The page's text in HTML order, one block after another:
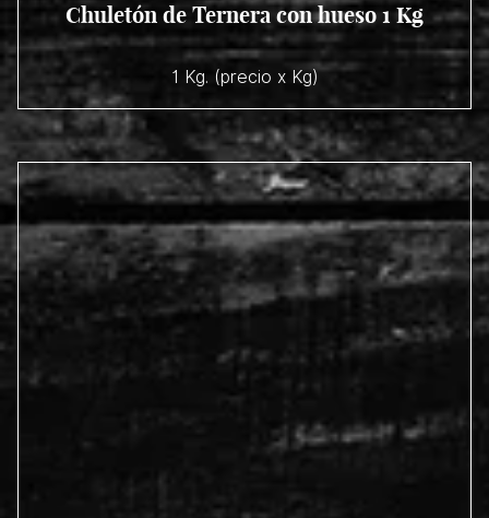
Chuletón de Ternera con hueso 1 Kg
1 Kg. (precio x Kg)